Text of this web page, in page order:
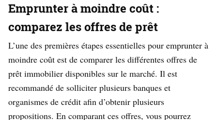
Emprunter à moindre coût :
comparez les offres de prêt
L’une des premières étapes essentielles pour emprunter à
moindre coût est de comparer les différentes offres de
prêt immobilier disponibles sur le marché. Il est
recommandé de solliciter plusieurs banques et
organismes de crédit afin d’obtenir plusieurs
propositions. En comparant ces offres, vous pourrez